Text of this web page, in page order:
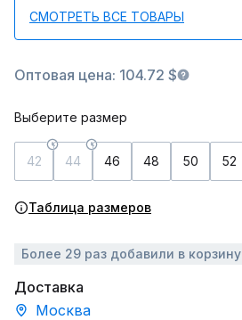
СМОТРЕТЬ ВСЕ ТОВАРЫ
Оптовая цена: 104.72 $
Выберите размер
42 44 46 48 50 52
Таблица размеров
Более 29 раз добавили в корзину
Доставка
Москва